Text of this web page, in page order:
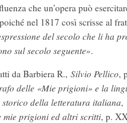
che un’opera può
nel 1817 così scrisse al
del secolo che li ha
sul secolo seguente».
da Barbiera R., Silvio Pellico,
delle «Mie prigioni» e la
della letteratura italiana,
mie prigioni ed altri scritti, p.